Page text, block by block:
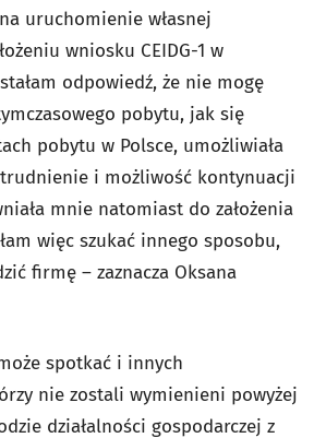
uruchomienie własnej
wniosku CEIDG-1 w
odpowiedź, że nie mogę
pobytu, jak się
pobytu w Polsce, umożliwiała
i możliwość kontynuacji
mnie natomiast do założenia
więc szukać innego sposobu,
firmę – zaznacza Oksana
spotkać i innych
nie zostali wymienieni powyżej
działalności gospodarczej z